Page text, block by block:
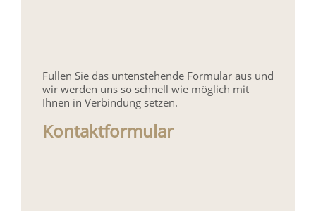
Füllen Sie das untenstehende Formular aus und
wir werden uns so schnell wie möglich mit
Ihnen in Verbindung setzen.
Kontaktformular